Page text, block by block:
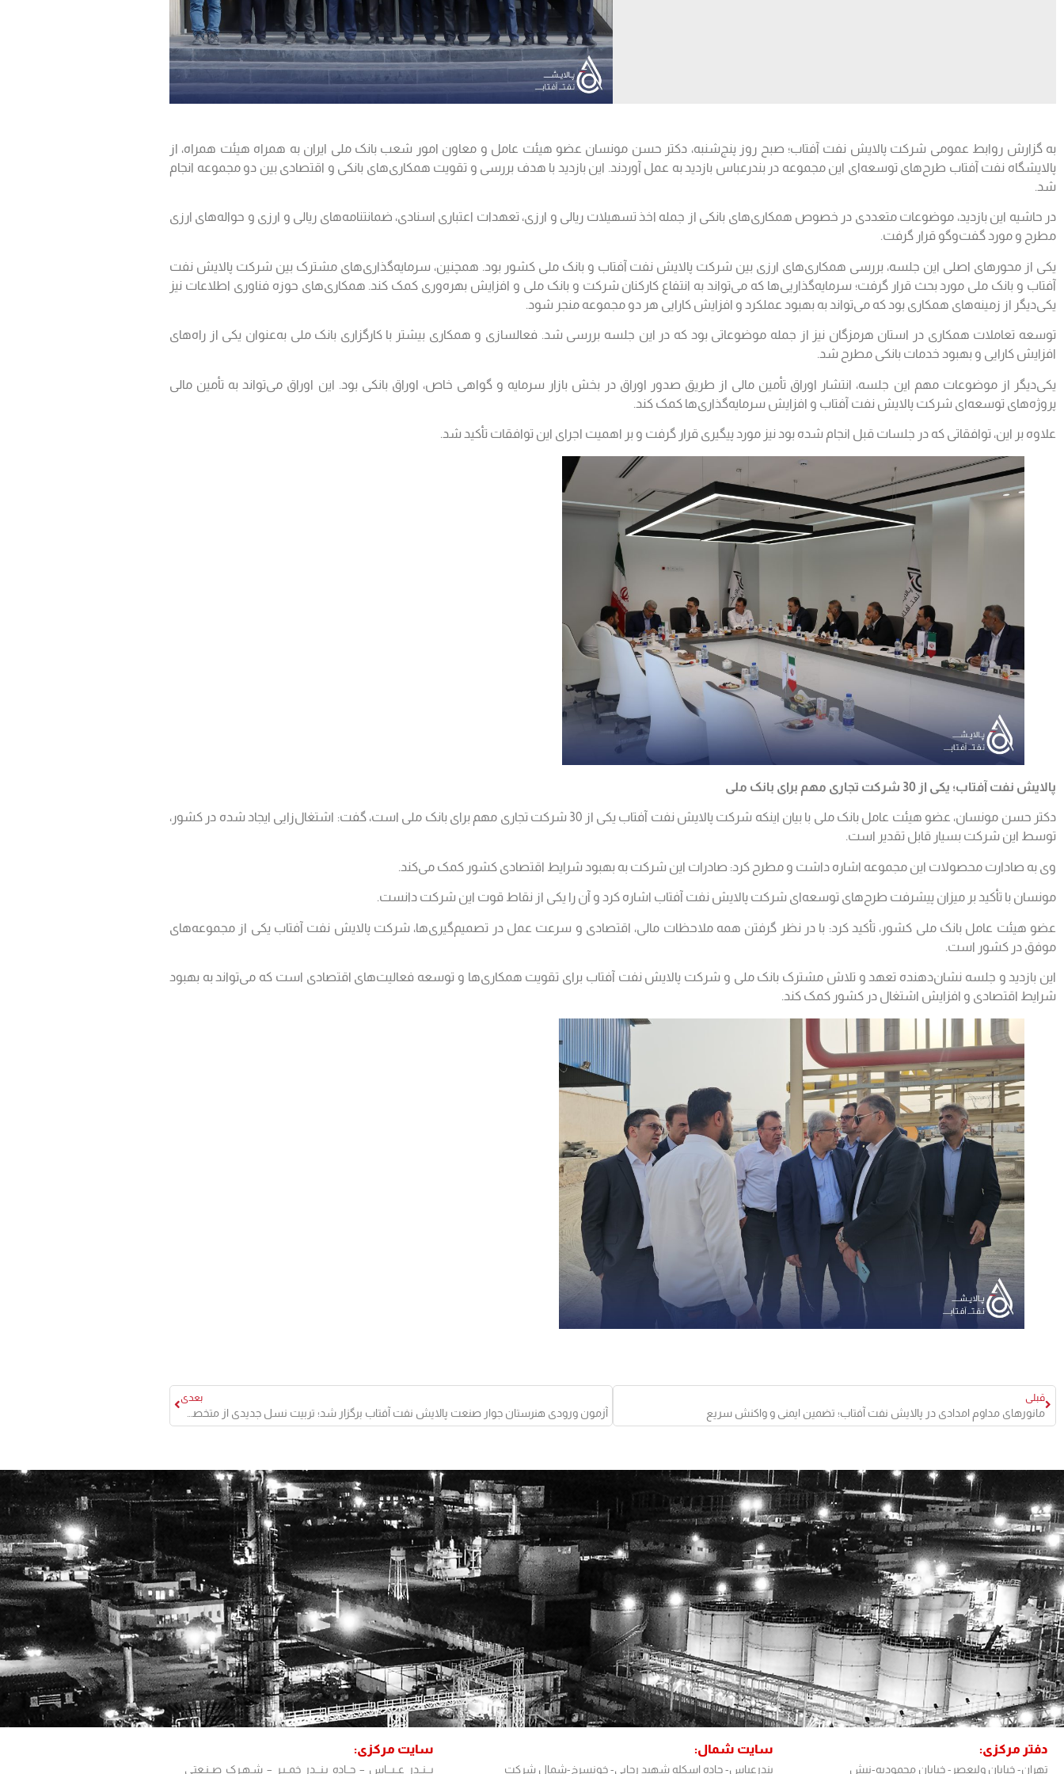
به گزارش روابط عمومی شرکت پالایش نفت آفتاب؛ صبح روز پنج‌شنبه، دکتر حسن مونسان عضو هیئت عامل و معاون امور شعب بانک ملی ایران به همراه هیئت همراه، از
پالایشگاه نفت آفتاب طرح‌های توسعه‌ای این مجموعه در بندرعباس بازدید به عمل آوردند. این بازدید با هدف بررسی و تقویت همکاری‌های بانکی و اقتصادی بین دو مجموعه انجام
شد.
در حاشیه این بازدید، موضوعات متعددی در خصوص همکاری‌های بانکی از جمله اخذ تسهیلات ریالی و ارزی، تعهدات اعتباری اسنادی، ضمانت‎نامه‌های ریالی و ارزی و حواله‌های ارزی
مطرح و مورد گفت‌وگو قرار گرفت.
یکی از محورهای اصلی این جلسه، بررسی همکاری‌های ارزی بین شرکت پالایش نفت آفتاب و بانک ملی کشور بود. همچنین، سرمایه‌‎گذاری‌های مشترک بین شرکت پالایش نفت
آفتاب و بانک ملی مورد بحث قرار گرفت؛ سرمایه‌گذاریی‌ها که می‌تواند به انتفاع کارکنان شرکت و بانک ملی و افزایش بهره‌وری کمک کند. همکاری‌های حوزه فناوری اطلاعات نیز
یکی‌دیگر از زمینه‌های همکاری بود که می‌تواند به بهبود عملکرد و افزایش کارایی هر دو مجموعه منجر شود.
توسعه تعاملات همکاری در استان هرمزگان نیز از جمله موضوعاتی بود که در این جلسه بررسی شد. فعال‎سازی و همکاری بیشتر با کارگزاری بانک ملی به‌عنوان یکی از راه‌های
افزایش کارایی و بهبود خدمات بانکی مطرح شد.
یکی‌دیگر از موضوعات مهم این جلسه، انتشار اوراق تأمین مالی از طریق صدور اوراق در بخش بازار سرمایه و گواهی خاص، اوراق بانکی بود. این اوراق می‌تواند به تأمین مالی
پروژه‌های توسعه‌ای شرکت پالایش نفت آفتاب و افزایش سرمایه‌گذاری‌ها کمک کند.
علاوه بر این، توافقاتی که در جلسات قبل انجام شده بود نیز مورد پیگیری قرار گرفت و بر اهمیت اجرای این توافقات تأکید شد.
پالایش نفت آفتاب؛ یکی از 30 شرکت تجاری مهم برای بانک ملی
دکتر حسن مونسان، عضو هیئت عامل بانک ملی با بیان اینکه شرکت پالایش نفت آفتاب یکی از 30 شرکت تجاری مهم برای بانک ملی است، گفت: اشتغال‌زایی ایجاد شده در کشور،
توسط این شرکت بسیار قابل تقدیر است.
وی به صادارت محصولات این مجموعه اشاره داشت و مطرح کرد: صادرات این شرکت به بهبود شرایط اقتصادی کشور کمک می‌کند.
مونسان با تأکید بر میزان پیشرفت طرح‌های توسعه‌ای شرکت پالایش نفت آفتاب اشاره کرد و آن را یکی از نقاط قوت این شرکت دانست.
عضو هیئت عامل بانک ملی کشور، تأکید کرد: با در نظر گرفتن همه ملاحظات مالی، اقتصادی و سرعت عمل در تصمیم‌گیری‌ها، شرکت پالایش نفت آفتاب یکی از مجموعه‌های
موفق در کشور است.
این بازدید و جلسه نشان‌دهنده تعهد و تلاش مشترک بانک ملی و شرکت پالایش نفت آفتاب برای تقویت همکاری‌ها و توسعه فعالیت‌های اقتصادی است که می‌تواند به بهبود
شرایط اقتصادی و افزایش اشتغال در کشور کمک کند.
قبلی
مانورهای مداوم امدادی در پالایش نفت آفتاب؛ تضمین ایمنی و واکنش سریع
بعدی
دفتر مرکزی:
تهران- خیابان ولیعصر- خیابان محمودیه-نبش
سایت شمال:
بندرعباس- جاده اسکله شهید رجایی- خونسرخ-شمال شرکت
سایت مرکزی:
بـــنــدر عــبـــاس – جــاده بـنـــدر خمــیـر – شـهـرک صــنـعتـی